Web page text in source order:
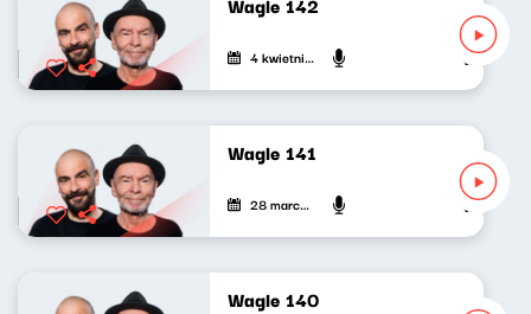
4 kwietnia 2023 Wojciech
Wagle 141
28 marca 2023 Wojciech
Wagle 140